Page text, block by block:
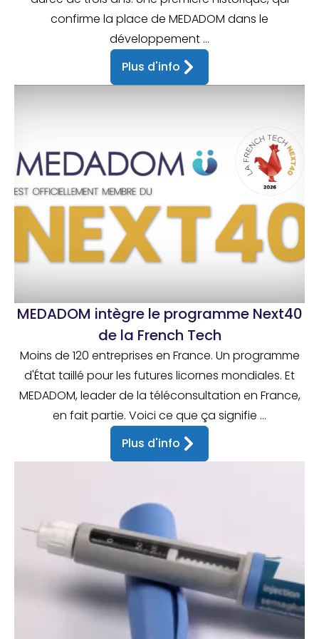
confirme la place de MEDADOM dans le
développement ...
Plus d'info
MEDADOM intègre le programme Next40
de la French Tech
Moins de 120 entreprises en France. Un programme
d'État taillé pour les futures licornes mondiales. Et
MEDADOM, leader de la téléconsultation en France,
en fait partie. Voici ce que ça signifie ...
Plus d'info